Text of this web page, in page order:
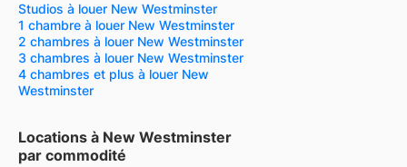
Studios à louer New Westminster
1 chambre à louer New Westminster
2 chambres à louer New Westminster
3 chambres à louer New Westminster
4 chambres et plus à louer New
Westminster
Locations à New Westminster
par commodité